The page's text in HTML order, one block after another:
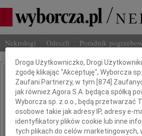
Nekrologi Odeszli Poradnik
IMIĘ I NAZWISKO: Andrzej
REGION: Płock
DATA EMISJI: 10.09.2021
Dbamy o Twoją prywatność
Droga Użytkowniczko, Drogi
zgodę klikając "Akceptuję", Wyborcza
Zaufani Partnerzy, w tym [874]
jak również Agora S.A. będąca spółką
Wyborcza sp. z o.o., będą przetwarzać
osobowe takie jak adresy IP, adresy e-
identyfikatory plików cookie lub inne
tych plikach do celów marketingowych,